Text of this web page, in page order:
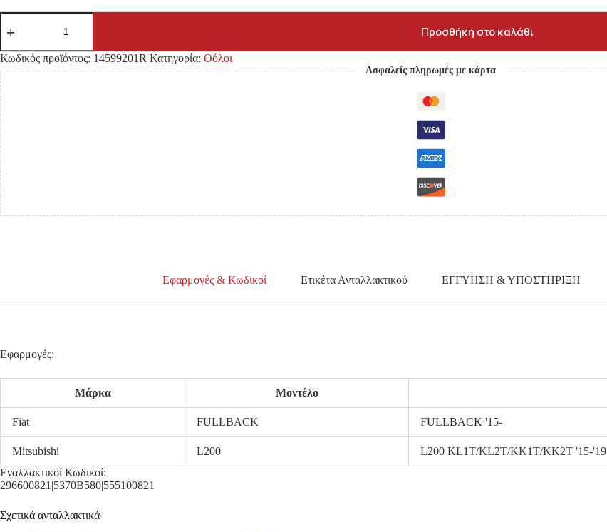
ΘΟΛΟΣ
MITSUBISHI
'15-
'19/
FIAT
FULLBACK
'16-
ΠΛΑΣΤΙΚΟΣ
(
ΕΜΠΡΟΣ
ΚΟΜΜΑΤΙ)
ΕΜΠΡΟΣ
ΔΕΞΙΑ
ποσότητα
Προσθήκη στο καλάθι
Κωδικός προϊόντος: 14599201R Κατηγορία: Θόλοι
Ασφαλείς πληρωμές με κάρτα
Εφαρμογές & Κωδικοί Ετικέτα Ανταλλακτικού ΕΓΓΥΗΣΗ & ΥΠΟΣΤΗΡΙΞΗ
Εφαρμογές:
Μάρκα Μοντέλο
Fiat FULLBACK FULLBACK '15-
Mitsubishi L200
L200 KL1T/KL2T/KK1T/KK2T '15-'19
Εναλλακτικοί Κωδικοί:
296600821|5370B580|555100821
Σχετικά ανταλλακτικά